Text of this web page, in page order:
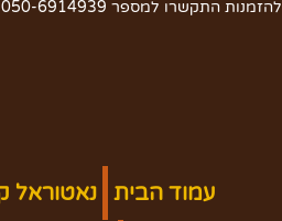
להזמנות התקשרו למספר 050-6914939
עמוד הבית נאטוראל